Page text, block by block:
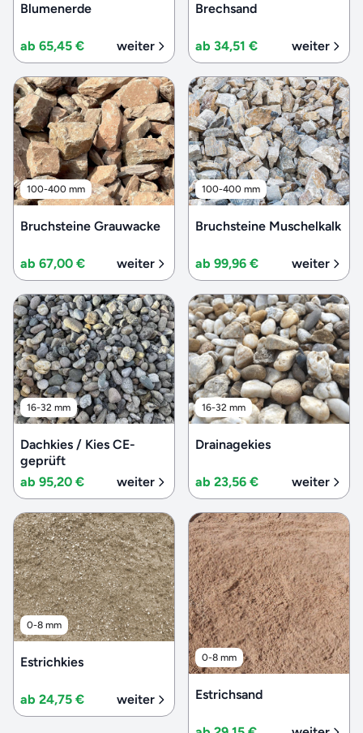
Blumenerde
ab 65,45 € weiter
Brechsand
ab 34,51 € weiter
100-400 mm
Bruchsteine Grauwacke
ab 67,00 € weiter
100-400 mm
Bruchsteine Muschelkalk
ab 99,96 € weiter
16-32 mm
Dachkies / Kies CE-
geprüft
ab 95,20 €
weiter
16-32 mm
Drainagekies
ab 23,56 € weiter
0-8 mm
Estrichkies
ab 24,75 € weiter
0-8 mm
Estrichsand